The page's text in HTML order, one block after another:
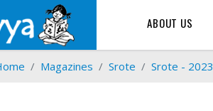
ABOUT US
Magazines Srote Srote - 2023